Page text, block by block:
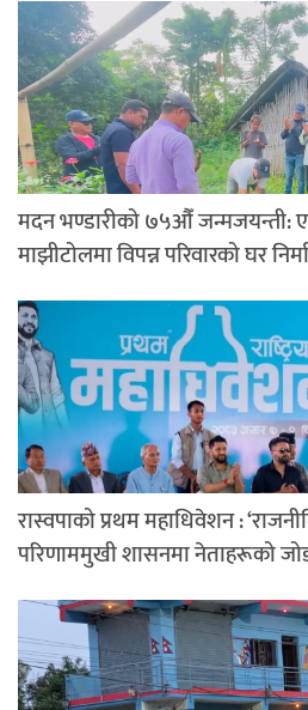
मदन भण्डारीको ७५औँ जन्मजयन्ती:
माझीटोलमा विपन्न परिवारको घर
रास्वपाको प्रथम महाधिवेशन :
परिणाममुखी शासनमा नेताहरूको